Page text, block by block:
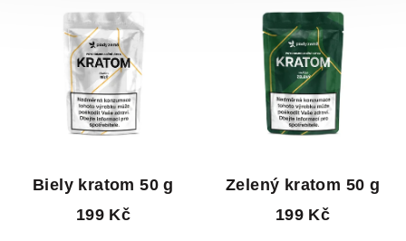
Biely kratom 50 g
199 Kč
Zelený kratom 50 g
199 Kč